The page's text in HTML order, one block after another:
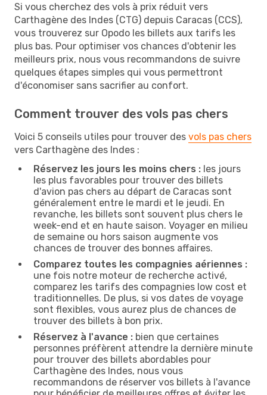
Si vous cherchez des vols à prix réduit vers
Carthagène des Indes (CTG) depuis Caracas (CCS),
vous trouverez sur Opodo les billets aux tarifs les
plus bas. Pour optimiser vos chances d'obtenir les
meilleurs prix, nous vous recommandons de suivre
quelques étapes simples qui vous permettront
d'économiser sans sacrifier au confort.
Comment trouver des vols pas chers
Voici 5 conseils utiles pour trouver des vols pas chers
vers Carthagène des Indes :
Réservez les jours les moins chers : les jours
les plus favorables pour trouver des billets
d'avion pas chers au départ de Caracas sont
généralement entre le mardi et le jeudi. En
revanche, les billets sont souvent plus chers le
week-end et en haute saison. Voyager en milieu
de semaine ou hors saison augmente vos
chances de trouver des bonnes affaires.
Comparez toutes les compagnies aériennes :
une fois notre moteur de recherche activé,
comparez les tarifs des compagnies low cost et
traditionnelles. De plus, si vos dates de voyage
sont flexibles, vous aurez plus de chances de
trouver des billets à bon prix.
Réservez à l'avance : bien que certaines
personnes préfèrent attendre la dernière minute
pour trouver des billets abordables pour
Carthagène des Indes, nous vous
recommandons de réserver vos billets à l'avance